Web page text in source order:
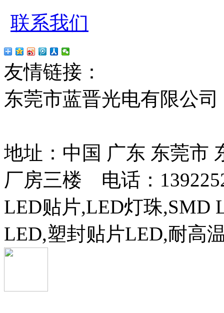
联系我们
友情链接：
东莞市蓝晋光电有限公
地址：中国 广东 东莞市
厂房三楼 电话：
LED贴片,LED灯珠,SMD
LED,塑封贴片LED,耐